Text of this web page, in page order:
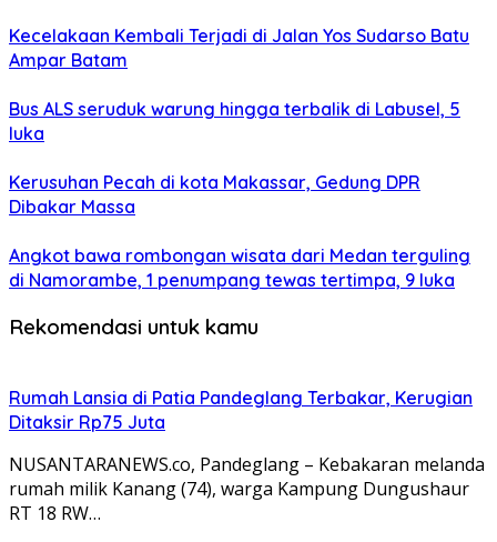
Kecelakaan Kembali Terjadi di Jalan Yos Sudarso Batu
Ampar Batam
Bus ALS seruduk warung hingga terbalik di Labusel, 5
luka
Kerusuhan Pecah di kota Makassar, Gedung DPR
Dibakar Massa
Angkot bawa rombongan wisata dari Medan terguling
di Namorambe, 1 penumpang tewas tertimpa, 9 luka
Rekomendasi untuk kamu
Rumah Lansia di Patia Pandeglang Terbakar, Kerugian
Ditaksir Rp75 Juta
NUSANTARANEWS.co, Pandeglang – Kebakaran melanda
rumah milik Kanang (74), warga Kampung Dungushaur
RT 18 RW…